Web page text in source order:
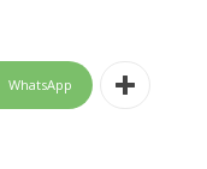
WhatsApp